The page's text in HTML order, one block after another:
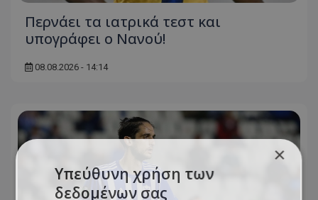
Περνάει τα ιατρικά τεστ και
υπογράφει ο Νανού!
08.08.2026 - 14:14
×
Υπεύθυνη χρήση των
δεδομένων σας